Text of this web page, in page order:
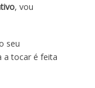
, vou
seu
a tocar é feita